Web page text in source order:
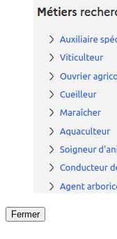
Fermer